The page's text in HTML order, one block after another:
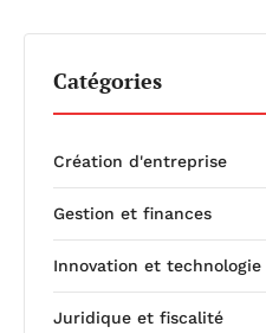
Catégories
Création d'entreprise
Gestion et finances
Innovation et technologie
Juridique et fiscalité